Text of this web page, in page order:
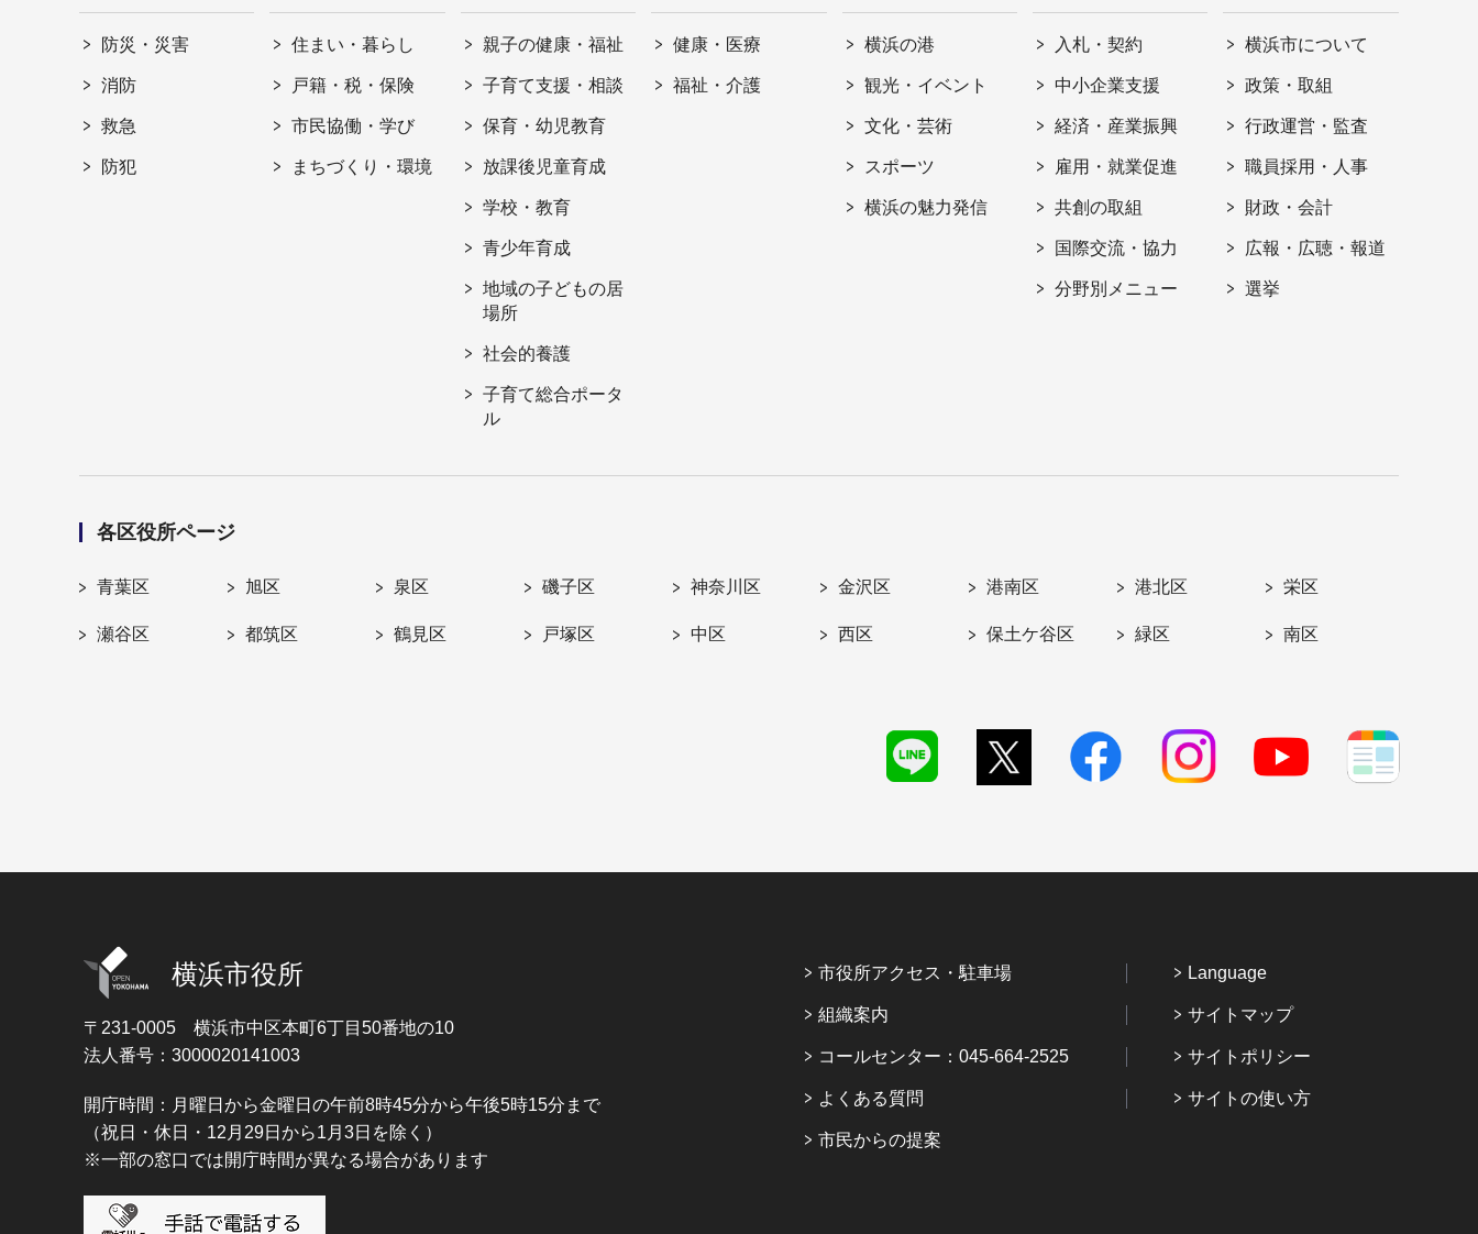
防災・災害
消防
救急
防犯
住まい・暮らし
戸籍・税・保険
市民協働・学び
まちづくり・環境
親子の健康・福祉
子育て支援・相談
保育・幼児教育
放課後児童育成
学校・教育
青少年育成
地域の子どもの居
場所
社会的養護
子育て総合ポータ
ル
健康・医療
福祉・介護
横浜の港
観光・イベント
文化・芸術
スポーツ
横浜の魅力発信
入札・契約
中小企業支援
経済・産業振興
雇用・就業促進
共創の取組
国際交流・協力
分野別メニュー
横浜市について
政策・取組
行政運営・監査
職員採用・人事
財政・会計
広報・広聴・報道
選挙
各区役所ページ
青葉区 旭区 泉区 磯子区 神奈川区 金沢区 港南区 港北区 栄区
瀬谷区 都筑区 鶴見区 戸塚区 中区 西区 保土ケ谷区 緑区 南区
横浜市役所
〒231-0005 横浜市中区本町6丁目50番地の10
法人番号：3000020141003
開庁時間：月曜日から金曜日の午前8時45分から午後5時15分まで
（祝日・休日・12月29日から1月3日を除く）
※一部の窓口では開庁時間が異なる場合があります
市役所アクセス・駐車場
組織案内
コールセンター：045-664-2525
よくある質問
市民からの提案
Language
サイトマップ
サイトポリシー
サイトの使い方